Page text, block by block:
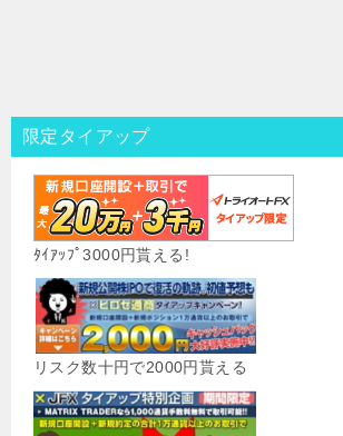
限定タイアップ
ﾀｲｱｯﾌﾟ3000円貰える!
リスク数十円で2000円貰える